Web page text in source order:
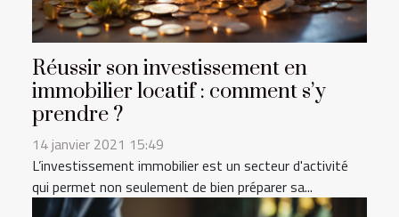
Réussir son investissement en
immobilier locatif : comment s’y
prendre ?
14 janvier 2021 15:49
L’investissement immobilier est un secteur d'activité
qui permet non seulement de bien préparer sa...